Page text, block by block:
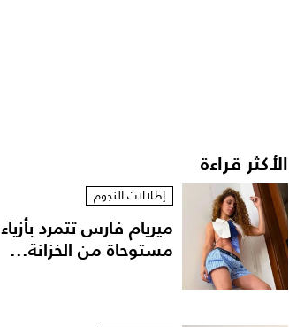
الأكثر قراءة
إطلالات النجوم
ميريام فارس تتمرد بأزياء
مستوحاة من الخزانة...